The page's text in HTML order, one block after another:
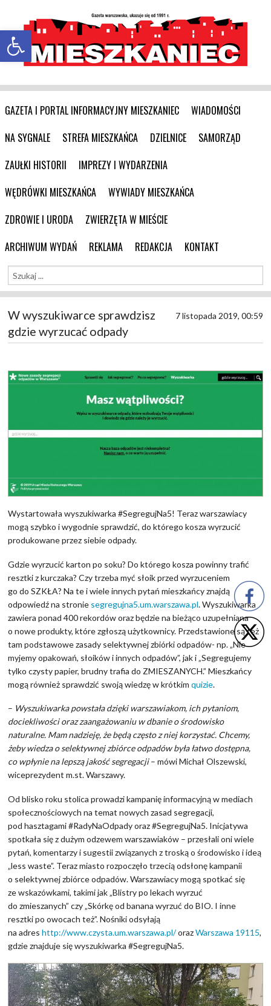
Otwórz pasek narzędzi
GAZETA I PORTAL INFORMACYJNY MIESZKANIEC
WIADOMOŚCI
NA SYGNALE
STREFA MIESZKAŃCA DZIELNICE
SAMORZĄD
ZAUŁKI HISTORII
IMPREZY I WYDARZENIA
WĘDRÓWKI MIESZKAŃCA
WYWIADY MIESZKAŃCA
ZDROWIE I URODA
ZWIERZĘTA W MIEŚCIE
ARCHIWUM WYDAŃ
REKLAMA REDAKCJA KONTAKT
W wyszukiwarce sprawdzisz
gdzie wyrzucać odpady
7 listopada 2019, 00:59
Wystartowała wyszukiwarka #SegregujNa5! Teraz warszawiacy
mogą szybko i wygodnie sprawdzić, do którego kosza wyrzucić
produkowane przez siebie odpady.
Gdzie wyrzucić karton po soku? Do którego kosza powinny trafić
resztki z kurczaka? Czy trzeba myć słoik przed wyrzuceniem
go do SZKŁA? Na te i wiele innych pytań mieszkańcy znajdą
odpowiedź na stronie segregujna5.um.warszawa.pl. Wyszukiwarka
zawiera ponad 400 rekordów oraz będzie na bieżąco uzupełniana
o nowe produkty, które zgłoszą użytkownicy. Przedstawione są też
tam podstawowe zasady selektywnej zbiórki odpadów- np. „Nie
myjemy opakowań, słoików i innych odpadów”, jak i „Segregujemy
tylko czysty papier, brudny trafia do ZMIESZANYCH.” Mieszkańcy
mogą również sprawdzić swoją wiedzę w krótkimquizie.
– Wyszukiwarka powstała dzięki warszawiakom, ich pytaniom,
dociekliwości oraz zaangażowaniu w dbanie o środowisko
naturalne. Mam nadzieję, że będą często z niej korzystać. Chcemy,
żeby wiedza o selektywnej zbiórce odpadów była łatwo dostępna,
co wpłynie na lepszą jakość segregacji– mówi Michał Olszewski,
wiceprezydent m.st. Warszawy.
Od blisko roku stolica prowadzi kampanię informacyjną w mediach
społecznościowych na temat nowych zasad segregacji,
pod hasztagami #RadyNaOdpady oraz #SegregujNa5. Inicjatywa
spotkała się z dużym odzewem warszawiaków – przesłali oni wiele
pytań, komentarzy i sugestii związanych z troską o środowisko i ideą
„less waste”. Teraz miasto rozpoczęło trzecią odsłonę kampanii
o selektywnej zbiórce odpadów. Warszawiacy mogą spotkać się
ze wskazówkami, takimi jak „Blistry po lekach wyrzuć
do zmieszanych” czy „Skórkę od banana wyrzuć do BIO. I inne
resztki po owocach też”. Nośniki odsyłają
na adreshttp://www.czysta.um.warszawa.pl/orazWarszawa 19115,
gdzie znajduje się wyszukiwarka #SegregujNa5.